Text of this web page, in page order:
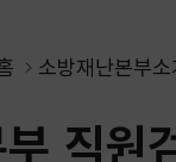
소방재난본부소
직원
기
공유하기
하기
하기